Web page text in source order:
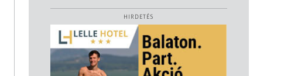
HIRDETÉS